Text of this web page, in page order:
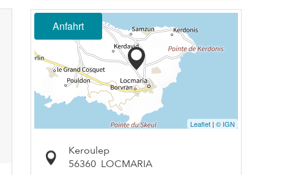
Anfahrt
Leaflet | © IGN
Keroulep
56360 LOCMARIA